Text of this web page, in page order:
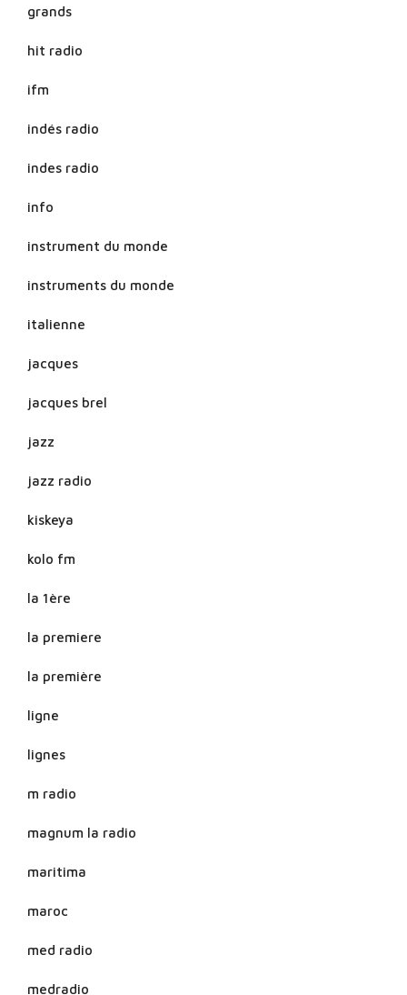
grands
hit radio
ifm
indés radio
indes radio
info
instrument du monde
instruments du monde
italienne
jacques
jacques brel
jazz
jazz radio
kiskeya
kolo fm
la 1ère
la premiere
la première
ligne
lignes
m radio
magnum la radio
maritima
maroc
med radio
medradio